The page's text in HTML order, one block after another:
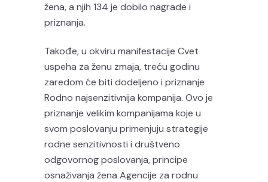
žena, a njih 134 je dobilo nagrade i
priznanja.
Takođe, u okviru manifestacije Cvet
uspeha za ženu zmaja, treću godinu
zaredom će biti dodeljeno i priznanje
Rodno najsenzitivnija kompanija. Ovo je
priznanje velikim kompanijama koje u
svom poslovanju primenjuju strategije
rodne senzitivnosti i društveno
odgovornog poslovanja, principe
osnaživanja žena Agencije za rodnu